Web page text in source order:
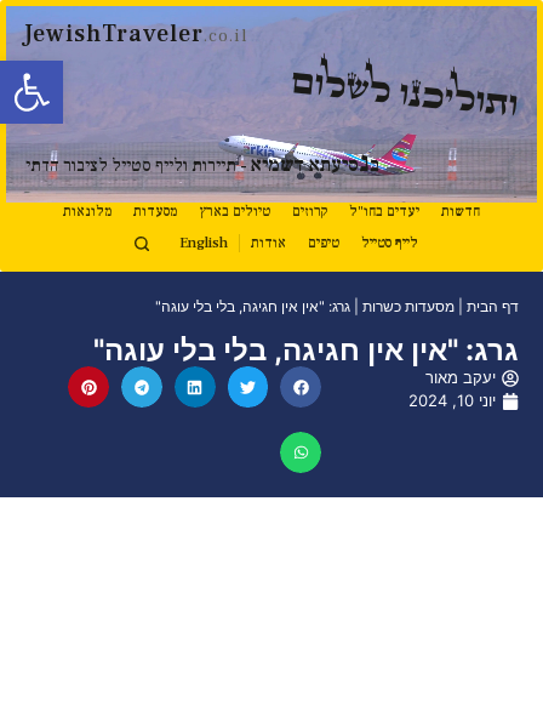
פתח
JewishTraveler.co.il
ותוליכנו לשלום
בנסיעתא דשמיא - תיירות ולייף סטייל לציבור הדתי
חדשות יעדים בחו"ל קרוזים טיולים בארץ מסעדות
מלונאות
לייף סטייל
טיפים אודות English
דף הבית מסעדות כשרות גרג: "אין אין חגיגה, בלי בלי עוגה"
גרג: "אין אין חגיגה, בלי בלי עוגה"
יעקב מאור
יוני 10, 2024